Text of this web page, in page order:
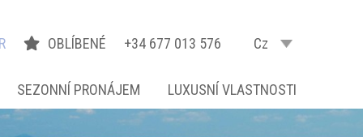
OBLÍBENÉ +34 677 013 576 Cz
SEZONNÍ PRONÁJEM LUXUSNÍ VLASTNOSTI